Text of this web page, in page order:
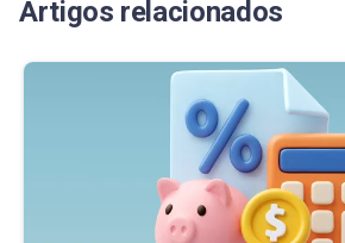
Artigos relacionados